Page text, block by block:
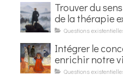
Trouver du
de la thérapie
Questions
Intégrer le
enrichir notre
Questions